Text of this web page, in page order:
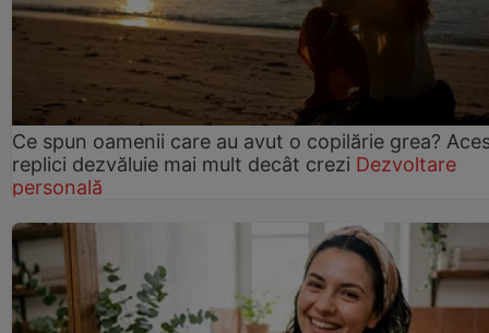
Ce spun oamenii care au avut o copilărie grea?
replici dezvăluie mai mult decât crezi Dezvoltare
personală